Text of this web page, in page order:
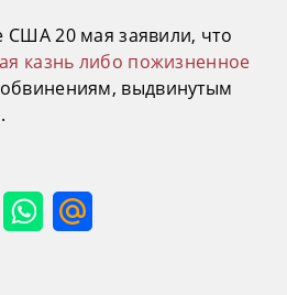
20 мая заявили, что
казнь либо пожизненное
выдвинутым